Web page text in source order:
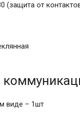
(защита от
виде – 1шт